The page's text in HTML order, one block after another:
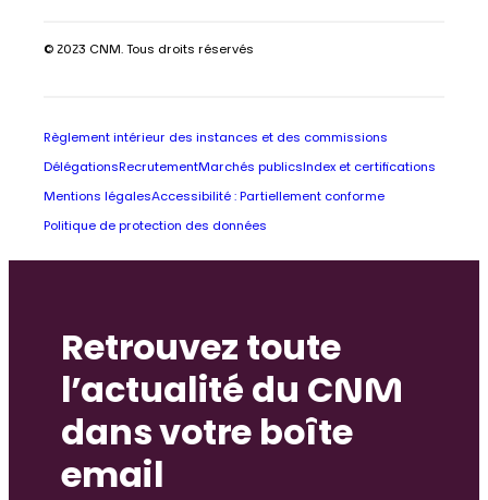
© 2023 CNM. Tous droits réservés
Règlement intérieur des instances et des commissions
DélégationsRecrutementMarchés publicsIndex et certifications
Mentions légalesAccessibilité : Partiellement conforme
Politique de protection des données
Retrouvez toute
l’actualité du CNM
dans votre boîte
email